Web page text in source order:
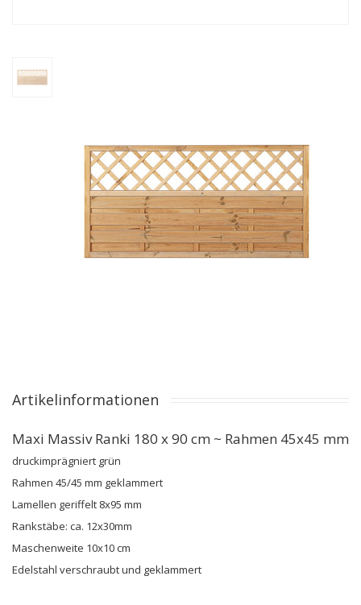
Artikelinformationen
Maxi Massiv Ranki 180 x 90 cm ~ Rahmen 45x45 mm
druckimprägniert grün
Rahmen 45/45 mm geklammert
Lamellen geriffelt 8x95 mm
Rankstäbe: ca. 12x30mm
Maschenweite 10x10 cm
Edelstahl verschraubt und geklammert